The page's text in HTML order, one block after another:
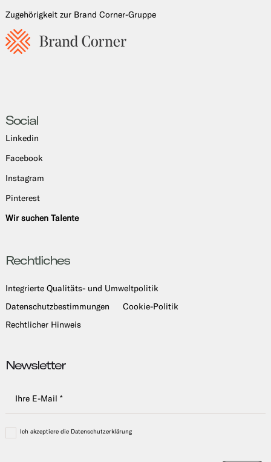
Zugehörigkeit zur Brand Corner-Gruppe
Social
Linkedin
Facebook
Instagram
Pinterest
Wir suchen Talente
Rechtliches
Integrierte Qualitäts- und Umweltpolitik
Datenschutzbestimmungen
Cookie-Politik
Rechtlicher Hinweis
Newsletter
Ich akzeptiere die Datenschutzerklärung